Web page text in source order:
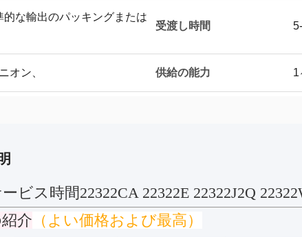
な輸出のパッキングまたは
受渡し時間
オン、 供給の能力 1
ビス時間22322CA 22322E 22322J2Q
介 （よい価格および最高）